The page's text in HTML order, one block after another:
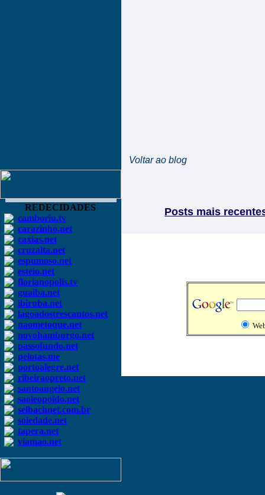
REDECIDADES
camboriu.tv
carazinho.net
caxias.net
cruzalta.net
espumoso.net
esteio.net
florianopolis.tv
guaiba.net
ibiruba.net
lagoadostrescantos.net
naometoque.net
novohamburgo.net
passofundo.net
pelotas.me
portoalegre.net
ribeiraopreto.net
santoangelo.net
saoleopoldo.net
selbachnet.com.br
soledade.net
tapera.net
viamao.net
Voltar ao blog
Posts mais